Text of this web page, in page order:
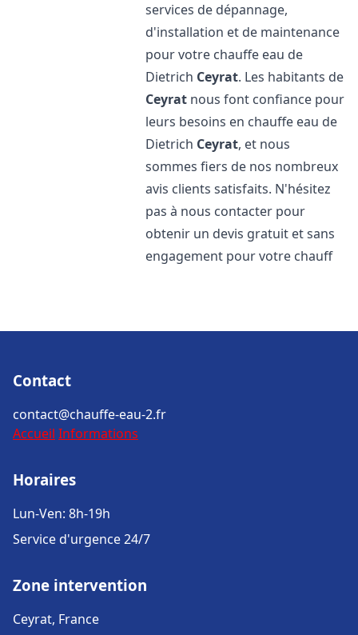
services de dépannage,
d'installation et de maintenance
pour votre chauffe eau de
Dietrich Ceyrat. Les habitants de
Ceyrat nous font confiance pour
leurs besoins en chauffe eau de
Dietrich Ceyrat, et nous
sommes fiers de nos nombreux
avis clients satisfaits. N'hésitez
pas à nous contacter pour
obtenir un devis gratuit et sans
engagement pour votre chauff
Contact
contact@chauffe-eau-2.fr
Accueil Informations
Horaires
Lun-Ven: 8h-19h
Service d'urgence 24/7
Zone intervention
Ceyrat, France